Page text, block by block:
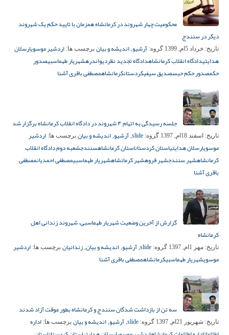
محکومیت چهار شهروند در کرمانشاه همزمان با تایید حکم یک شهروند
دیگر در سنندج
تاریخ: خرداد 5ام, 1399 گروه: آرشیو, اندیشه و بیان برچسب ها: اردشیر موسویارسلان
هدایتیدادگاه انقلاب کرمانشاهدادگاه تجدید نظردیواندرهشهریار طهماسبیصدور
حکمصدور حکم حبسصدیق سیفیکردستانکرمانشاهمصطفی باقری آشنا
جلسه رسیدگی به اتهام ۴ شهروند در دادگاه انقلاب کرمانشاه برگزار شد
تاریخ: اسفند 18ام, 1397 گروه: slide
, آرشیو, اندیشه و بیان برچسب ها: اردشیر
موسویارسلان هدایتیاستان کردستاناستان کرمانشاهسنندجشعبه دوم دادگاه انقلاب
کرمانشاهشهر سنندجشهر قروهشهر کرمانشاهشهریار طهماسبیمصطفی احمدیانمصطفی
باقری آشنا
گزارش از آخرین وضعیت شهریار طهماسبی، شهروند زندانی اهل
کرمانشاه
تاریخ: مهر 1ام, 1397 گروه: slide
, آرشیو, اندیشه و بیان, زندانیان برچسب ها: اردشیر
موسویشهریار طهماسبیکرمانشاهمصطفی باقری آشنا
سه تن از بازداشت شدگان سنندج و کرمانشاه بطور موقت آزاد شدند
تاریخ: شهریور 21ام, 1397 گروه: slide
, آرشیو, اندیشه و بیان برچسب ها: اداره